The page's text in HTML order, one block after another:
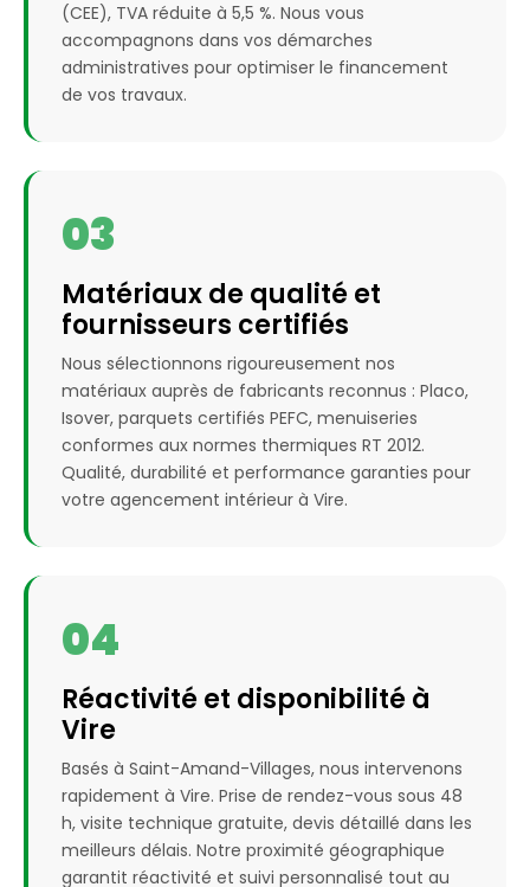
(CEE), TVA réduite à 5,5 %. Nous vous
accompagnons dans vos démarches
administratives pour optimiser le financement
de vos travaux.
03
Matériaux de qualité et
fournisseurs certifiés
Nous sélectionnons rigoureusement nos
matériaux auprès de fabricants reconnus : Placo,
Isover, parquets certifiés PEFC, menuiseries
conformes aux normes thermiques RT 2012.
Qualité, durabilité et performance garanties pour
votre agencement intérieur à Vire.
04
Réactivité et disponibilité à
Vire
Basés à Saint-Amand-Villages, nous intervenons
rapidement à Vire. Prise de rendez-vous sous 48
h, visite technique gratuite, devis détaillé dans les
meilleurs délais. Notre proximité géographique
garantit réactivité et suivi personnalisé tout au